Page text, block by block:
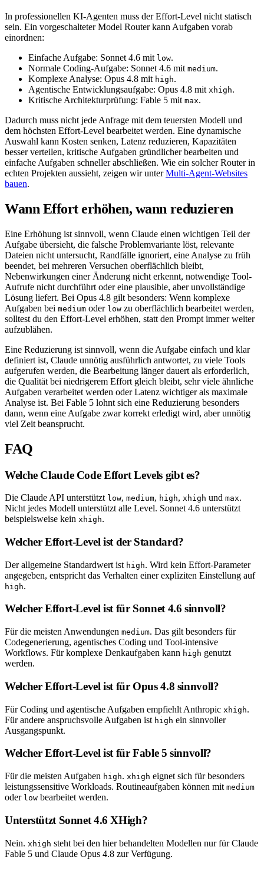
In professionellen KI-Agenten muss der Effort-Level nicht statisch
sein. Ein vorgeschalteter Model Router kann Aufgaben vorab
einordnen:
Einfache Aufgabe: Sonnet 4.6 mit low.
Normale Coding-Aufgabe: Sonnet 4.6 mit medium.
Komplexe Analyse: Opus 4.8 mit high.
Agentische Entwicklungsaufgabe: Opus 4.8 mit xhigh.
Kritische Architekturprüfung: Fable 5 mit max.
Dadurch muss nicht jede Anfrage mit dem teuersten Modell und
dem höchsten Effort-Level bearbeitet werden. Eine dynamische
Auswahl kann Kosten senken, Latenz reduzieren, Kapazitäten
besser verteilen, kritische Aufgaben gründlicher bearbeiten und
einfache Aufgaben schneller abschließen. Wie ein solcher Router in
echten Projekten aussieht, zeigen wir unterMulti-Agent-Websites
bauen.
Wann Effort erhöhen, wann reduzieren
Eine Erhöhung ist sinnvoll, wenn Claude einen wichtigen Teil der
Aufgabe übersieht, die falsche Problemvariante löst, relevante
Dateien nicht untersucht, Randfälle ignoriert, eine Analyse zu früh
beendet, bei mehreren Versuchen oberflächlich bleibt,
Nebenwirkungen einer Änderung nicht erkennt, notwendige Tool-
Aufrufe nicht durchführt oder eine plausible, aber unvollständige
Lösung liefert. Bei Opus 4.8 gilt besonders: Wenn komplexe
Aufgaben bei medium oder low zu oberflächlich bearbeitet werden,
solltest du den Effort-Level erhöhen, statt den Prompt immer weiter
aufzublähen.
Eine Reduzierung ist sinnvoll, wenn die Aufgabe einfach und klar
definiert ist, Claude unnötig ausführlich antwortet, zu viele Tools
aufgerufen werden, die Bearbeitung länger dauert als erforderlich,
die Qualität bei niedrigerem Effort gleich bleibt, sehr viele ähnliche
Aufgaben verarbeitet werden oder Latenz wichtiger als maximale
Analyse ist. Bei Fable 5 lohnt sich eine Reduzierung besonders
dann, wenn eine Aufgabe zwar korrekt erledigt wird, aber unnötig
viel Zeit beansprucht.
FAQ
Welche Claude Code Effort Levels gibt es?
Die Claude API unterstützt low, medium, high, xhigh und max.
Nicht jedes Modell unterstützt alle Level. Sonnet 4.6 unterstützt
beispielsweise kein xhigh.
Welcher Effort-Level ist der Standard?
Der allgemeine Standardwert ist high. Wird kein Effort-Parameter
angegeben, entspricht das Verhalten einer expliziten Einstellung auf
high.
Welcher Effort-Level ist für Sonnet 4.6 sinnvoll?
Für die meisten Anwendungen medium. Das gilt besonders für
Codegenerierung, agentisches Coding und Tool-intensive
Workflows. Für komplexe Denkaufgaben kann high genutzt
werden.
Welcher Effort-Level ist für Opus 4.8 sinnvoll?
Für Coding und agentische Aufgaben empfiehlt Anthropic xhigh.
Für andere anspruchsvolle Aufgaben ist high ein sinnvoller
Ausgangspunkt.
Welcher Effort-Level ist für Fable 5 sinnvoll?
Für die meisten Aufgaben high. xhigh eignet sich für besonders
leistungssensitive Workloads. Routineaufgaben können mit medium
oder low bearbeitet werden.
Unterstützt Sonnet 4.6 XHigh?
Nein. xhigh steht bei den hier behandelten Modellen nur für Claude
Fable 5 und Claude Opus 4.8 zur Verfügung.